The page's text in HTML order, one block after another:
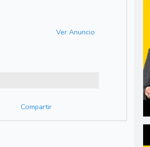
Ver Anuncio
Compartir